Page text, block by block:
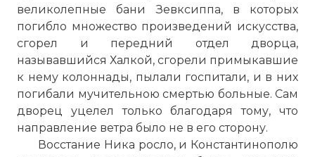
великолепные бани Зевксиппа, в которых
погибло множество произведений искусства,
сгорел и передний отдел дворца,
называвшийся Халкой, сгорели примыкавшие
к нему колоннады, пылали госпитали, и в них
погибали мучительною смертью больные. Сам
дворец уцелел только благодаря тому, что
направление ветра было не в его сторону.
Восстание Ника росло, и Константинополю